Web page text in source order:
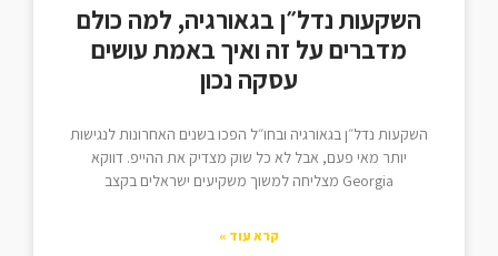
השקעות נדל״ן בגאורגיה, למה כולם
מדברים על זה ואיך באמת עושים
עסקה נכון
השקעות נדל״ן בגאורגיה ובחו״ל הפכו בשנים האחרונות לנגישות
יותר מאי פעם, אבל לא כל שוק מצדיק את ההייפ. דווקא
Georgia מצליחה למשוך משקיעים ישראלים בקצב
קרא עוד »